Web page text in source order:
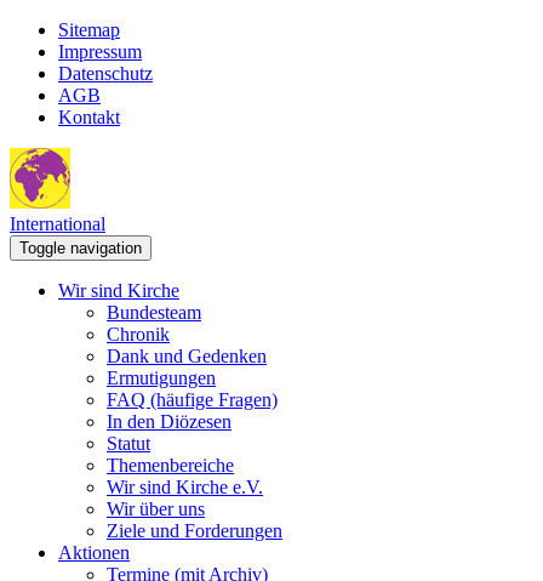
Sitemap
Impressum
Datenschutz
AGB
Kontakt
International
Toggle navigation
Wir sind Kirche
Bundesteam
Chronik
Dank und Gedenken
Ermutigungen
FAQ (häufige Fragen)
In den Diözesen
Statut
Themenbereiche
Wir sind Kirche e.V.
Wir über uns
Ziele und Forderungen
Aktionen
Termine (mit Archiv)